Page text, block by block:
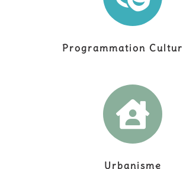
Programmation
Urbanisme